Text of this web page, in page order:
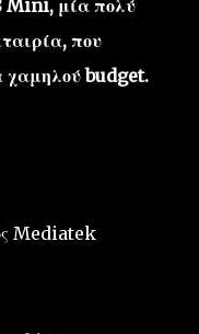
Mini, μία πολύ
που
χαμηλού budget.
Mediatek